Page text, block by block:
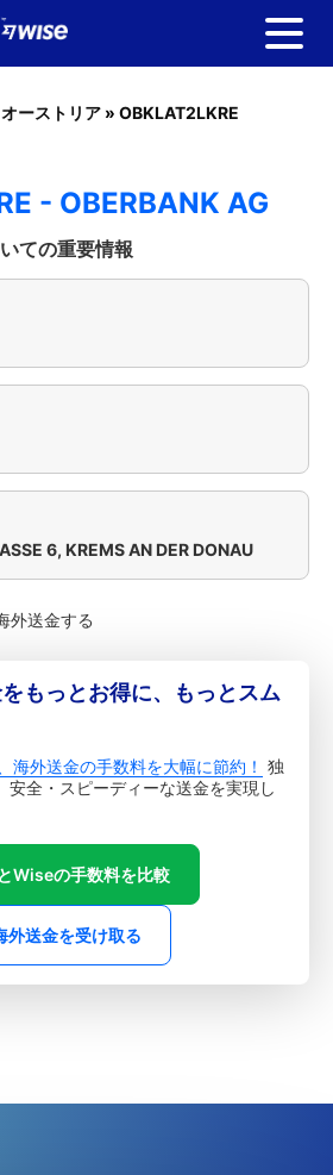
オーストリア » OBKLAT2LKRE
- OBERBANK AG
ての重要情報
6, KREMS AN DER DONAU
外送金する
もっとお得に、もっとスム
海外送金の手数料を大幅に節約！ 独
安全・スピーディーな送金を実現し
Wiseの手数料を比較
外送金を受け取る